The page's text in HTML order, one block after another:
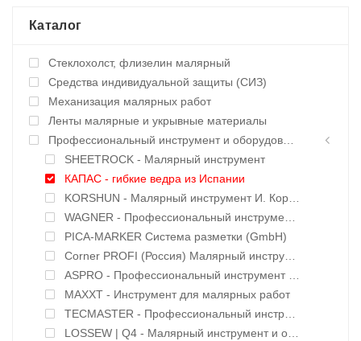
Каталог
Стеклохолст, флизелин малярный
Средства индивидуальной защиты (СИЗ)
Механизация малярных работ
Ленты малярные и укрывные материалы
Профессиональный инструмент и оборудование
SHEETROCK - Малярный инструмент
КАПАС - гибкие ведра из Испании
KORSHUN - Малярный инструмент И. Корчуганова
WAGNER - Профессиональный инструмент и оборудование
PICA-MARKER Система разметки (GmbH)
Corner PROFI (Россия) Малярный инструмент
ASPRO - Профессиональный инструмент и оборудование
MAXXT - Инструмент для малярных работ
TECMASTER - Профессиональный инструмент и оборудование
LOSSEW | Q4 - Малярный инструмент и оборудование